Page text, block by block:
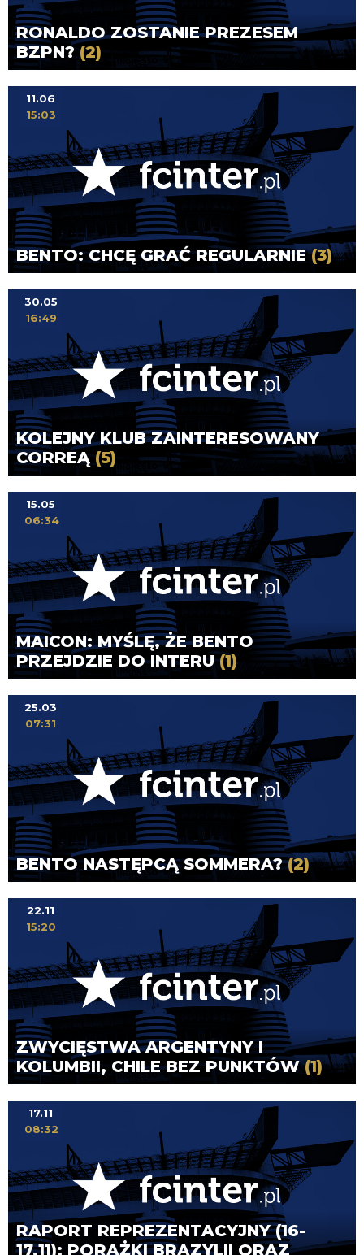
RONALDO ZOSTANIE PREZESEM
BZPN?(2)
BENTO: CHCĘ GRAĆ REGULARNIE(3)
11.06
15:03
KOLEJNY KLUB ZAINTERESOWANY
CORREĄ (5)
30.05
16:49
MAICON: MYŚLĘ, ŻE BENTO
PRZEJDZIE DO INTERU(1)
15.05
06:34
BENTO NASTĘPCĄ SOMMERA?(2)
25.03
07:31
ZWYCIĘSTWA ARGENTYNY I
KOLUMBII, CHILE BEZ PUNKTÓW(1)
22.11
15:20
RAPORT REPREZENTACYJNY (16-
17.11): PORAŻKI BRAZYLII ORAZ
17.11
08:32